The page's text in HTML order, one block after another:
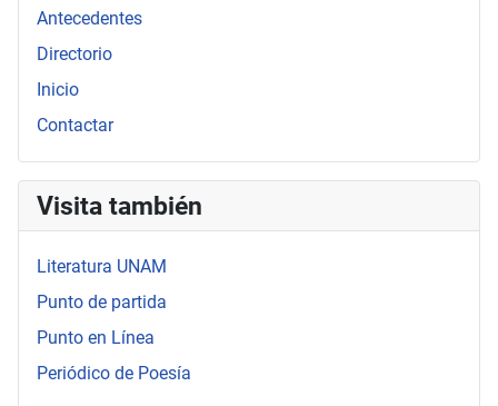
Antecedentes
Directorio
Inicio
Contactar
Visita también
Literatura UNAM
Punto de partida
Punto en Línea
Periódico de Poesía